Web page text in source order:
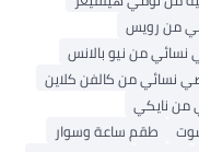
من رويس
نسائي من نيو بالانس
نسائي من كالفن كلاين
من نايكي
طقم ساعة وسوار